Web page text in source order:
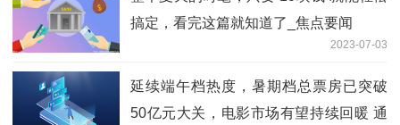
搞定，看完这篇就知道了_焦点要闻
2023-07-03
延续端午档热度，暑期档总票房已突破
50亿元大关，电影市场有望持续回暖 通